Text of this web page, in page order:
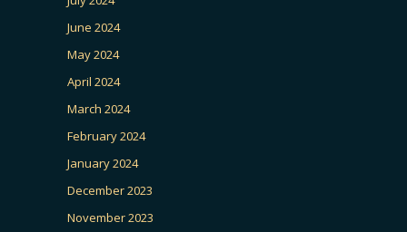
June 2024
May 2024
April 2024
March 2024
February 2024
January 2024
December 2023
November 2023